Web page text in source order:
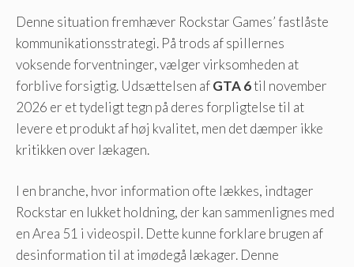
Denne situation fremhæver Rockstar Games’ fastlåste
kommunikationsstrategi. På trods af spillernes
voksende forventninger, vælger virksomheden at
forblive forsigtig. Udsættelsen afGTA 6til november
2026 er et tydeligt tegn på deres forpligtelse til at
levere et produkt af høj kvalitet, men det dæmper ikke
kritikken over lækagen.
I en branche, hvor information ofte lækkes, indtager
Rockstar en lukket holdning, der kan sammenlignes med
en Area 51 i videospil. Dette kunne forklare brugen af ​​
desinformation til at imødegå lækager. Denne